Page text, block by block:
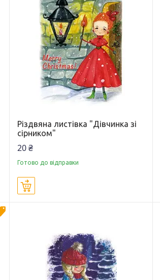
Різдвяна листівка "Дівчинка зі
сірником"
20 ₴
Готово до відправки